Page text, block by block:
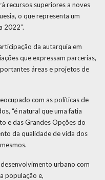
recursos superiores a noves
o que representa um
2022”.
da autarquia em
que expressam parcerias,
áreas e projetos de
com as políticas de
“é natural que uma fatia
e das Grandes Opções do
da qualidade de vida dos
urbano com
população e,